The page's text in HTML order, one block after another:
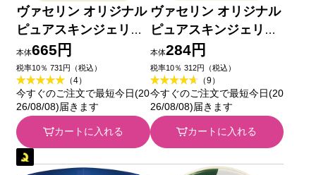
ヴァセリン オリジナル
ピュアスキンジェリー
２００Ｇ ユニリーバ・
ジャパン
本体665円
税率10％ 731円（税込）
（4）
今すぐのご注文で最短今日(20
26/08/08)届きます
カートに入れる
ヴァセリン オリジナル
ピュアスキンジェリー
４０Ｇ ユニリーバ・ジ
ャパン
本体284円
税率10％ 312円（税込）
（9）
今すぐのご注文で最短今日(20
26/08/08)届きます
カートに入れる